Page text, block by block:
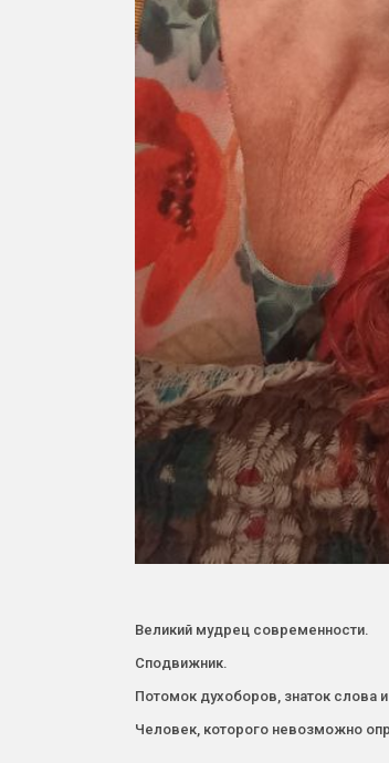
Великий мудрец современности.
Сподвижник.
Потомок духоборов, знаток слова
Человек, которого невозможно